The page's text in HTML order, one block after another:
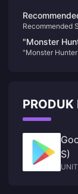
Reverie
Recommended
"Monster
recently, with
"Monster
PRODUK
S)